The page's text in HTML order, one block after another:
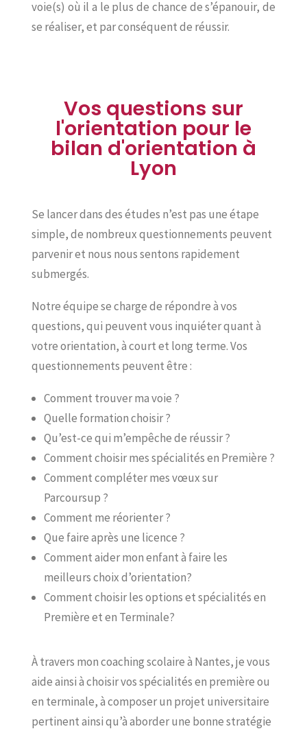
voie(s) où il a le plus de chance de s’épanouir, de
se réaliser, et par conséquent de réussir.
Vos questions sur
l'orientation pour le
bilan d'orientation à
Lyon
Se lancer dans des études n’est pas une étape
simple, de nombreux questionnements peuvent
parvenir et nous nous sentons rapidement
submergés.
Notre équipe se charge de répondre à vos
questions, qui peuvent vous inquiéter quant à
votre orientation, à court et long terme. Vos
questionnements peuvent être :
Comment trouver ma voie ?
Quelle formation choisir ?
Qu’est-ce qui m’empêche de réussir ?
Comment choisir mes spécialités en Première ?
Comment compléter mes vœux sur
Parcoursup ?
Comment me réorienter ?
Que faire après une licence ?
Comment aider mon enfant à faire les
meilleurs choix d’orientation?
Comment choisir les options et spécialités en
Première et en Terminale?
À travers mon coaching scolaire à Nantes, je vous
aide ainsi à choisir vos spécialités en première ou
en terminale, à composer un projet universitaire
pertinent ainsi qu’à aborder une bonne stratégie